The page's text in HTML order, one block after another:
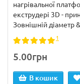
нагрівальної
екструдері 3D -
Зовнішній діаметр
1
5.00грн
В кошик